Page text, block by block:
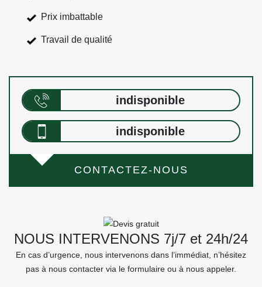
Prix imbattable
Travail de qualité
indisponible
indisponible
CONTACTEZ-NOUS
NOUS INTERVENONS 7j/7 et 24h/24
En cas d’urgence, nous intervenons dans l’immédiat, n’hésitez
pas à nous contacter via le formulaire ou à nous appeler.